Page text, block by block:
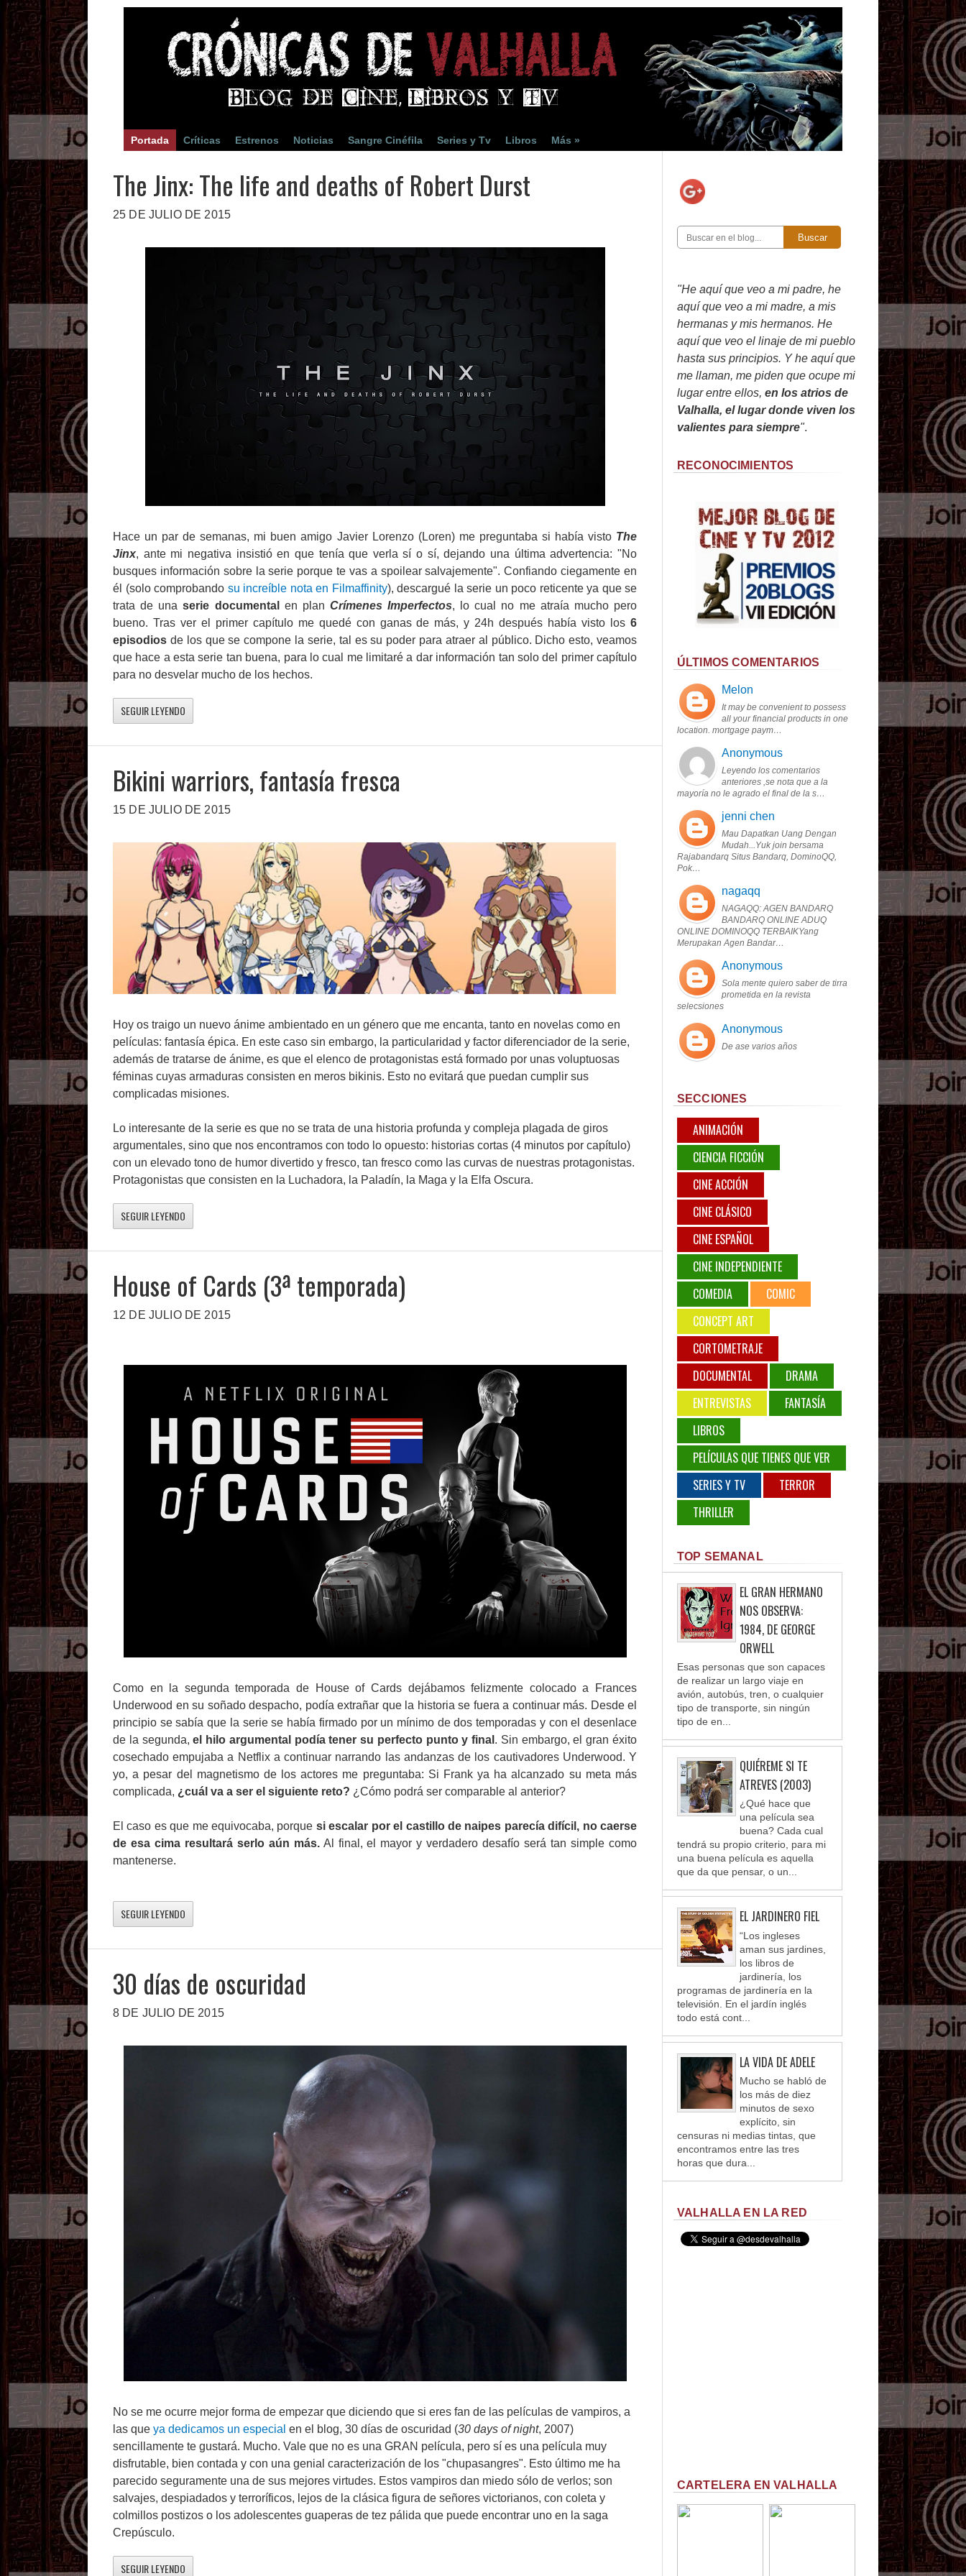
Portada Críticas Estrenos Noticias Sangre Cinéfila Series y Tv Libros Más »
The Jinx: The life and deaths of Robert Durst
25 DE JULIO DE 2015
Hace un par de semanas, mi buen amigo Javier Lorenzo (Loren) me preguntaba si había visto The
Jinx, ante mi negativa insistió en que tenía que verla sí o sí, dejando una última advertencia: "No
busques información sobre la serie porque te vas a spoilear salvajemente". Confiando ciegamente en
él (solo comprobando su increíble nota en Filmaffinity), descargué la serie un poco reticente ya que se
trata de unaserie documental en plan Crímenes Imperfectos, lo cual no me atraía mucho pero
bueno. Tras ver el primer capítulo me quedé con ganas de más, y 24h después había visto los 6
episodios de los que se compone la serie, tal es su poder para atraer al público. Dicho esto, veamos
que hace a esta serie tan buena, para lo cual me limitaré a dar información tan solo del primer capítulo
para no desvelar mucho de los hechos.
SEGUIR LEYENDO
Bikini warriors, fantasía fresca
15 DE JULIO DE 2015
Hoy os traigo un nuevo ánime ambientado en un género que me encanta, tanto en novelas como en
películas: fantasía épica. En este caso sin embargo, la particularidad y factor diferenciador de la serie,
además de tratarse de ánime, es que el elenco de protagonistas está formado por unas voluptuosas
féminas cuyas armaduras consisten en meros bikinis. Esto no evitará que puedan cumplir sus
complicadas misiones.
Lo interesante de la serie es que no se trata de una historia profunda y compleja plagada de giros
argumentales, sino que nos encontramos con todo lo opuesto: historias cortas (4 minutos por capítulo)
con un elevado tono de humor divertido y fresco, tan fresco como las curvas de nuestras protagonistas.
Protagonistas que consisten en la Luchadora, la Paladín, la Maga y la Elfa Oscura.
SEGUIR LEYENDO
House of Cards (3ª temporada)
12 DE JULIO DE 2015
Como en la segunda temporada de House of Cards dejábamos felizmente colocado a Frances
Underwood en su soñado despacho, podía extrañar que la historia se fuera a continuar más. Desde el
principio se sabía que la serie se había firmado por un mínimo de dos temporadas y con el desenlace
de la segunda,el hilo argumental podía tener su perfecto punto y final . Sin embargo, el gran éxito
cosechado empujaba a Netflix a continuar narrando las andanzas de los cautivadores Underwood. Y
yo, a pesar del magnetismo de los actores me preguntaba: Si Frank ya ha alcanzado su meta más
complicada, ¿cuál va a ser el siguiente reto? ¿Cómo podrá ser comparable al anterior?
El caso es que me equivocaba, porque si escalar por el castillo de naipes parecía difícil, no caerse
de esa cima resultará serlo aún más.Al final, el mayor y verdadero desafío será tan simple como
mantenerse.
SEGUIR LEYENDO
30 días de oscuridad
8 DE JULIO DE 2015
No se me ocurre mejor forma de empezar que diciendo que si eres fan de las películas de vampiros, a
las que ya dedicamos un especial en el blog, 30 días de oscuridad (30 days of night, 2007)
sencillamente te gustará. Mucho. Vale que no es una GRAN película, pero sí es una película muy
disfrutable, bien contada y con una genial caracterización de los "chupasangres". Esto último me ha
parecido seguramente una de sus mejores virtudes. Estos vampiros dan miedo sólo de verlos; son
salvajes, despiadados y terroríficos, lejos de la clásica figura de señores victorianos, con coleta y
colmillos postizos o los adolescentes guaperas de tez pálida que puede encontrar uno en la saga
Crepúsculo.
SEGUIR LEYENDO
Buscar
"He aquí que veo a mi padre, he
aquí que veo a mi madre, a mis
hermanas y mis hermanos. He
aquí que veo el linaje de mi pueblo
hasta sus principios. Y he aquí que
me llaman, me piden que ocupe mi
lugar entre ellos, en los atrios de
Valhalla, el lugar donde viven los
valientes para siempre".
RECONOCIMIENTOS
ÚLTIMOS COMENTARIOS
Melon
It may be convenient to possess
all your financial products in one
location. mortgage paym…
Anonymous
Leyendo los comentarios
anteriores ,se nota que a la
mayoría no le agrado el final de la s…
jenni chen
Mau Dapatkan Uang Dengan
Mudah...Yuk join bersama
Rajabandarq Situs Bandarq, DominoQQ,
Pok…
nagaqq
NAGAQQ: AGEN BANDARQ
BANDARQ ONLINE ADUQ
ONLINE DOMINOQQ TERBAIKYang
Merupakan Agen Bandar…
Anonymous
Sola mente quiero saber de tirra
prometida en la revista
selecsiones
Anonymous
De ase varios años
SECCIONES
ANIMACIÓN
CIENCIA FICCIÓN
CINE ACCIÓN
CINE CLÁSICO
CINE ESPAÑOL
CINE INDEPENDIENTE
COMEDIA
COMIC
CONCEPT ART
CORTOMETRAJE
DOCUMENTAL
DRAMA
ENTREVISTAS
FANTASÍA
LIBROS
PELÍCULAS QUE TIENES QUE VER
SERIES Y TV
TERROR
THRILLER
TOP SEMANAL
EL GRAN HERMANO
NOS OBSERVA:
1984, DE GEORGE
ORWELL
Esas personas que son capaces
de realizar un largo viaje en
avión, autobús, tren, o cualquier
tipo de transporte, sin ningún
tipo de en...
QUIÉREME SI TE
ATREVES (2003)
¿Qué hace que
una película sea
buena? Cada cual
tendrá su propio criterio, para mi
una buena película es aquella
que da que pensar, o un...
EL JARDINERO FIEL
“Los ingleses
aman sus jardines,
los libros de
jardinería, los
programas de jardinería en la
televisión. En el jardín inglés
todo está cont...
LA VIDA DE ADELE
Mucho se habló de
los más de diez
minutos de sexo
explícito, sin
censuras ni medias tintas, que
encontramos entre las tres
horas que dura...
VALHALLA EN LA RED
CARTELERA EN VALHALLA